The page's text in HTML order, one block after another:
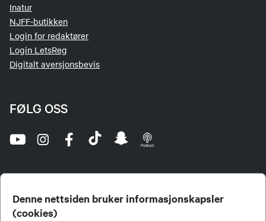
Denne nettsiden bruker informasjonskapsler
(cookies)
Inatur
NJFF-butikken
Login for redaktører
Login LetsReg
Digitalt aversjonsbevis
FØLG OSS